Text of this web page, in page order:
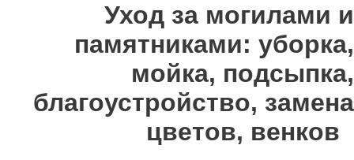
Уход за могилами и
памятниками: уборка,
мойка, подсыпка,
благоустройство, замена
цветов, венков